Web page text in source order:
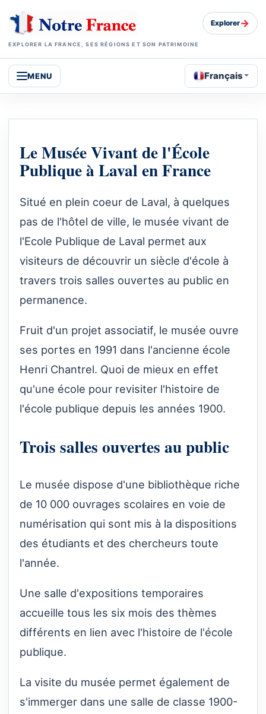
EXPLORER LA FRANCE, SES RÉGIONS ET SON PATRIMOINE
Explorer→
MENU Français
Le Musée Vivant de l'École
Publique à Laval en France
Situé en plein coeur de Laval, à quelques
pas de l'hôtel de ville, le musée vivant de
l'Ecole Publique de Laval permet aux
visiteurs de découvrir un siècle d'école à
travers trois salles ouvertes au public en
permanence.
Fruit d'un projet associatif, le musée ouvre
ses portes en 1991 dans l'ancienne école
Henri Chantrel. Quoi de mieux en effet
qu'une école pour revisiter l'histoire de
l'école publique depuis les années 1900.
Trois salles ouvertes au public
Le musée dispose d'une bibliothèque riche
de 10 000 ouvrages scolaires en voie de
numérisation qui sont mis à la dispositions
des étudiants et des chercheurs toute
l'année.
Une salle d'expositions temporaires
accueille tous les six mois des thèmes
différents en lien avec l'histoire de l'école
publique.
La visite du musée permet également de
s'immerger dans une salle de classe 1900-